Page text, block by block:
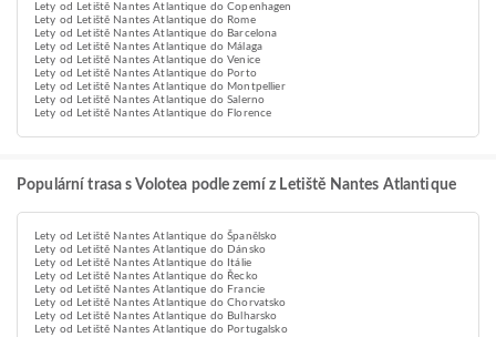
Lety od Letiště Nantes Atlantique do Copenhagen
Lety od Letiště Nantes Atlantique do Rome
Lety od Letiště Nantes Atlantique do Barcelona
Lety od Letiště Nantes Atlantique do Málaga
Lety od Letiště Nantes Atlantique do Venice
Lety od Letiště Nantes Atlantique do Porto
Lety od Letiště Nantes Atlantique do Montpellier
Lety od Letiště Nantes Atlantique do Salerno
Lety od Letiště Nantes Atlantique do Florence
Populární trasa s Volotea podle zemí z Letiště Nantes Atlantique
Lety od Letiště Nantes Atlantique do Španělsko
Lety od Letiště Nantes Atlantique do Dánsko
Lety od Letiště Nantes Atlantique do Itálie
Lety od Letiště Nantes Atlantique do Řecko
Lety od Letiště Nantes Atlantique do Francie
Lety od Letiště Nantes Atlantique do Chorvatsko
Lety od Letiště Nantes Atlantique do Bulharsko
Lety od Letiště Nantes Atlantique do Portugalsko